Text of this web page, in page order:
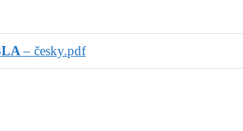
– česky.pdf